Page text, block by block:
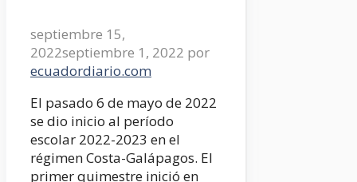
septiembre 15,
2022septiembre 1, 2022 por
ecuadordiario.com
El pasado 6 de mayo de 2022
se dio inicio al período
escolar 2022-2023 en el
régimen Costa-Galápagos. El
primer quimestre inició en